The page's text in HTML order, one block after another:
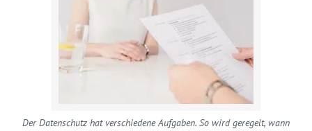
Der Datenschutz hat verschiedene Aufgaben. So wird geregelt, wann